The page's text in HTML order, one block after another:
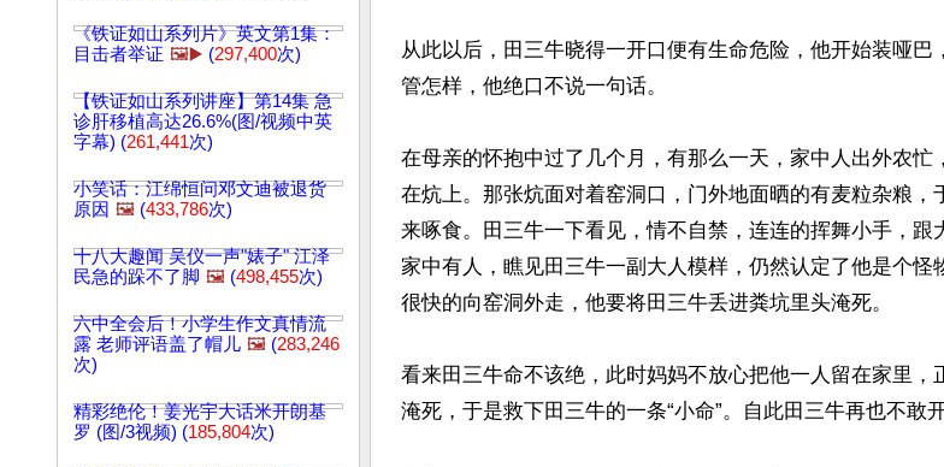
《铁证如山系列片》英文第1集：
目击者举证 🖼️▶️ (297,400次)
【铁证如山系列讲座】第14集 急
诊肝移植高达26.6%(图/视频中英
字幕) (261,441次)
小笑话：江绵恒问邓文迪被退货
原因 🖼️ (433,786次)
十八大趣闻 吴仪一声"婊子" 江泽
民急的跺不了脚 🖼️ (498,455次)
六中全会后！小学生作文真情流
露 老师评语盖了帽儿 🖼️ (283,246
次)
精彩绝伦！姜光宇大话米开朗基
罗 (图/3视频) (185,804次)
从此以后，田三牛晓得一开口便有生命危险，他开始装哑巴
管怎样，他绝口不说一句话。
在母亲的怀抱中过了几个月，有那么一天，家中人出外农忙
在炕上。那张炕面对着窑洞口，门外地面晒的有麦粒杂粮，
来啄食。田三牛一下看见，情不自禁，连连的挥舞小手，跟
家中有人，瞧见田三牛一副大人模样，仍然认定了他是个怪
很快的向窑洞外走，他要将田三牛丢进粪坑里头淹死。
看来田三牛命不该绝，此时妈妈不放心把他一人留在家里，
淹死，于是救下田三牛的一条“小命”。自此田三牛再也不敢开